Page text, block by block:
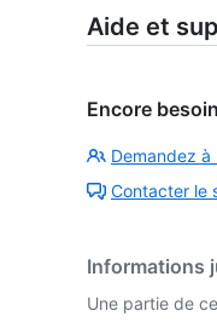
Aide et
Encore
Demandez à
Contacter le
Informations
Une partie de